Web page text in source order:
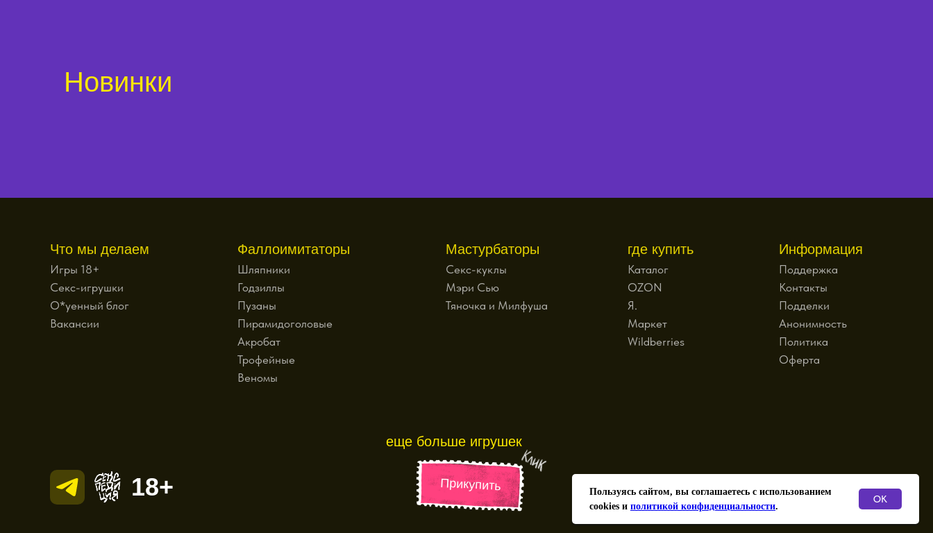
Новинки
еще больше игрушек
Прикупить
Информация
Поддержка
Контакты
Подделки
Анонимность
Политика
Оферта
где купить
Каталог
OZON
Я.
Маркет
Wildberries
Мастурбаторы
Секс-куклы
Мэри Сью
Тяночка и Милфуша
Фаллоимитаторы
Шляпники
Годзиллы
Пузаны
Пирамидоголовые
Акробат
Трофейные
Веномы
Что мы делаем
Игры 18+
Секс-игрушки
О*уенный блог
Вакансии
ОГРНИП
317774600155903
18+
Пользуясь сайтом, вы соглашаетесь с использованием
cookies и политикой конфиденциальности.
OK